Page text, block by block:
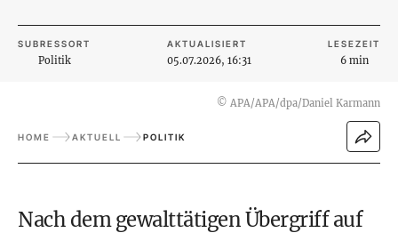
SUBRESSORT
Politik
AKTUALISIERT
05.07.2026, 16:31
LESEZEIT
6 min
© APA/APA/dpa/Daniel Karmann
HOME AKTUELL POLITIK
Nach dem gewalttätigen Übergriff auf